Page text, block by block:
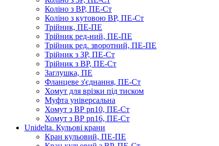
Коліно з ВР, ПЕ-Ст
Коліно з кутовою ВР, ПЕ-Ст
Трійник, ПЕ-ПЕ
Трійник ред-ний, ПЕ-ПЕ
Трійник ред. зворотний, ПЕ-ПЕ
Трійник з ЗР, ПЕ-Ст
Трійник з ВР, ПЕ-Ст
Заглушка, ПЕ
Фланцеве з'єднання, ПЕ-Ст
Хомут для врізки під тиском
Муфта універсальна
Хомут з ​​ВР pn10, ПЕ-Ст
Хомут з ВР pn16, ПЕ-Ст
Unidelta. Кульові крани
Кран кульовий, ПЕ-ПЕ